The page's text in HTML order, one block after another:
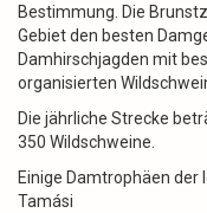
Bestimmung. Die
Gebiet den besten
Damhirschjagden mit
organisierten
Die jährliche Strecke
350 Wildschweine.
Einige Damtrophäen der
Tamási